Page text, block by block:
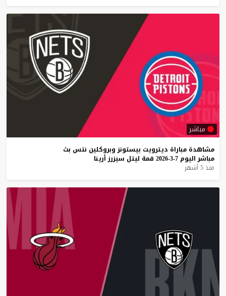
مباشر
مشاهدة مباراة ديترويت بيستونز وبروكلين نتس بث
مباشر اليوم 7-3-2026 قمة ليتل سيزرز أرينا
منذ 5 أشهر